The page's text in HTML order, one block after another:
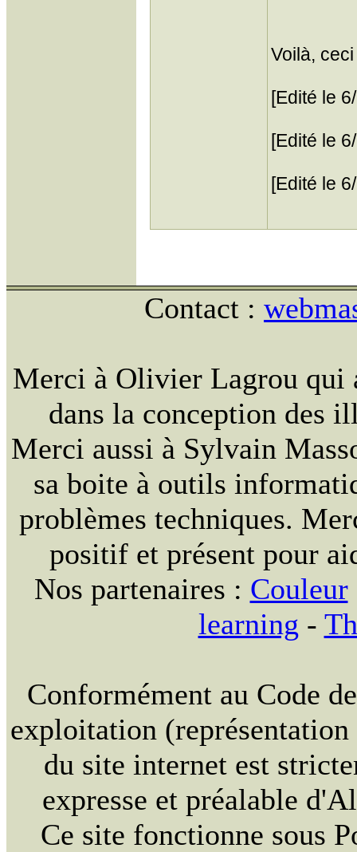
Voilà,
[Edité le
[Edité le
[Edité le
Contact :
Merci à Olivier Lagrou qui
dans la conception des
Merci aussi à Sylvain
sa boite à outils
problèmes techniques.
positif et présent pour
Nos partenaires : Couleur
learning -
Conformément au Code
exploitation
du site internet est
expresse et préalable
Ce site fonctionne sous